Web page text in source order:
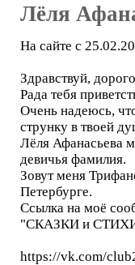
Лёля
На сайте с
Здравствуй,
Рада тебя
Очень надеюсь,
струнку в твоей
Лёля Афанасьева
девичья фамилия.
Зовут меня
Петербурге.
Ссылка на моё
"СКАЗКИ и СТИХИ
https://vk.com/